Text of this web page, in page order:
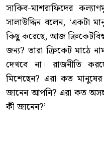
সাকিব-মাশরাফিদের
সালাউদ্দিন বলেন, ‘একটা
কিছু করেছে, আজ
জন্য? তারা ক্রিকেট মাঠে
দেখবে না। রাজনীতি
মিশেছেন? এরা কত
জানেন আপনি? এরা কত
কী জানেন?’